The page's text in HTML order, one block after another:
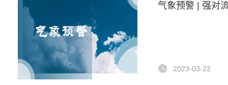
气象预警 | 强对
2023-03-22